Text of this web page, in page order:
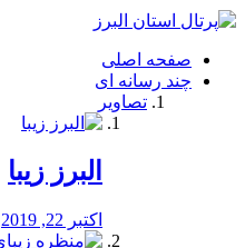
فصد
شرق
تهران
خشکشویی
صفحه اصلی
چند رسانه ای
تصاویر
البرز زیبا
اکتبر 22, 2019